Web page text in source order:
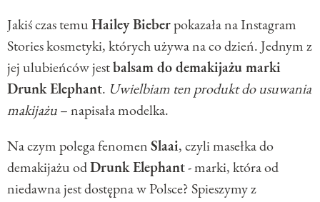
Jakiś czas temuHailey Bieberpokazała na Instagram
Stories kosmetyki, których używa na co dzień. Jednym z
jej ulubieńców jestbalsam do demakijażu marki
Drunk Elephant. Uwielbiam ten produkt do usuwania
makijażu– napisała modelka.
Na czym polega fenomenSlaai, czyli masełka do
demakijażu odDrunk Elephant- marki, która od
niedawna jest dostępna w Polsce? Spieszymy z